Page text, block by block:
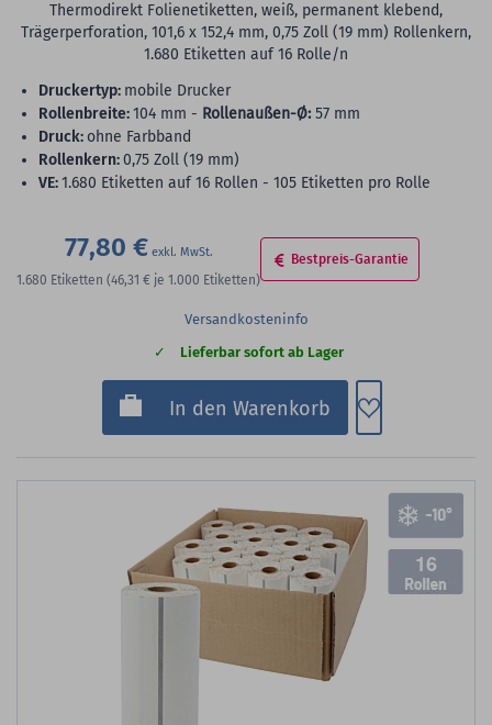
Thermodirekt Folienetiketten, weiß, permanent klebend,
Trägerperforation, 101,6 x 152,4 mm, 0,75 Zoll (19 mm) Rollenkern,
1.680 Etiketten auf 16 Rolle/n
Druckertyp: mobile Drucker
Rollenbreite:104 mm - Rollenaußen-Ø: 57 mm
Druck: ohne Farbband
Rollenkern:0,75 Zoll (19 mm)
VE:1.680 Etiketten auf 16 Rollen - 105 Etiketten pro Rolle
77,80 €
1.680 Etiketten (46,31 € je 1.000 Etiketten)
Bestpreis-Garantie
Versandkosteninfo
Lieferbar sofort ab Lager
In den Warenkorb Zum
16